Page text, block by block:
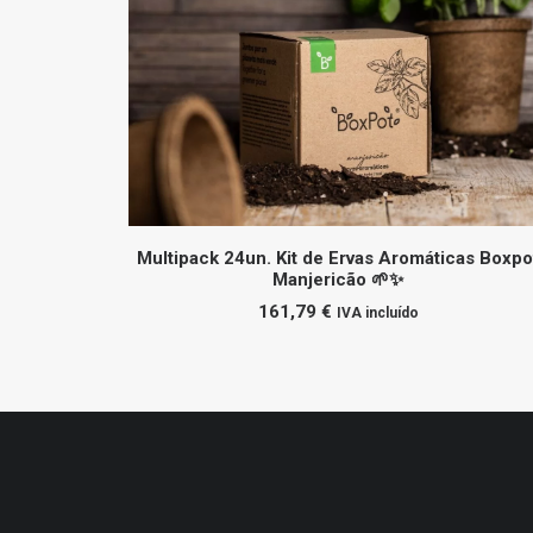
ADICIONAR
Multipack 24un. Kit de Ervas Aromáticas
Manjericão 🌱✨
161,79 € IVA incluído